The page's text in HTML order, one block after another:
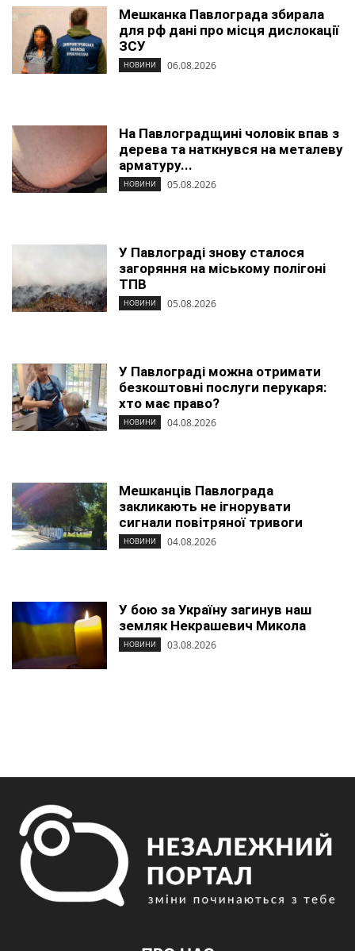
Мешканка Павлограда збирала
для рф дані про місця дислокації
ЗСУ
НОВИНИ 06.08.2026
На Павлоградщині чоловік впав з
дерева та наткнувся на металеву
арматуру...
НОВИНИ 05.08.2026
У Павлограді знову сталося
загоряння на міському полігоні
ТПВ
НОВИНИ 05.08.2026
У Павлограді можна отримати
безкоштовні послуги перукаря:
хто має право?
НОВИНИ 04.08.2026
Мешканців Павлограда
закликають не ігнорувати
сигнали повітряної тривоги
НОВИНИ 04.08.2026
У бою за Україну загинув наш
земляк Некрашевич Микола
НОВИНИ 03.08.2026